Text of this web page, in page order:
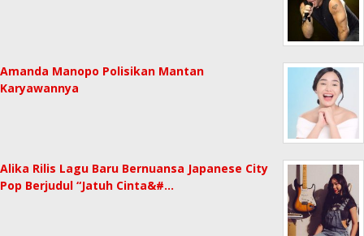
Amanda Manopo Polisikan Mantan
Karyawannya
Alika Rilis Lagu Baru Bernuansa Japanese City
Pop Berjudul “Jatuh Cinta&#…